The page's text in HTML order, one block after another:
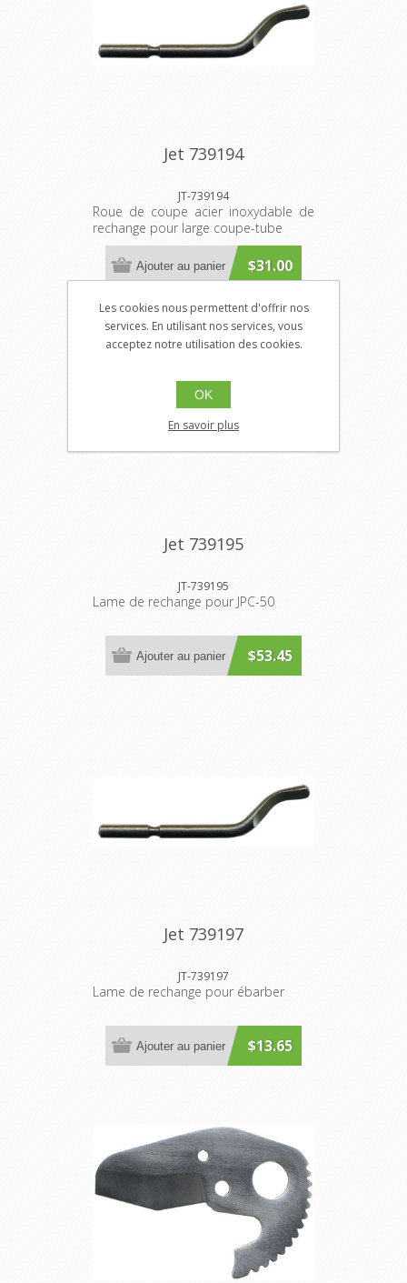
Jet 739194
JT-739194
Roue de coupe acier inoxydable de
rechange pour large coupe-tube
$31.00
Ajouter au panier
Jet 739195
JT-739195
Lame de rechange pour JPC-50
$53.45
Ajouter au panier
Jet 739197
JT-739197
Lame de rechange pour ébarber
$13.65
Ajouter au panier
Les cookies nous permettent d'offrir nos
services. En utilisant nos services, vous
acceptez notre utilisation des cookies.
OK
En savoir plus